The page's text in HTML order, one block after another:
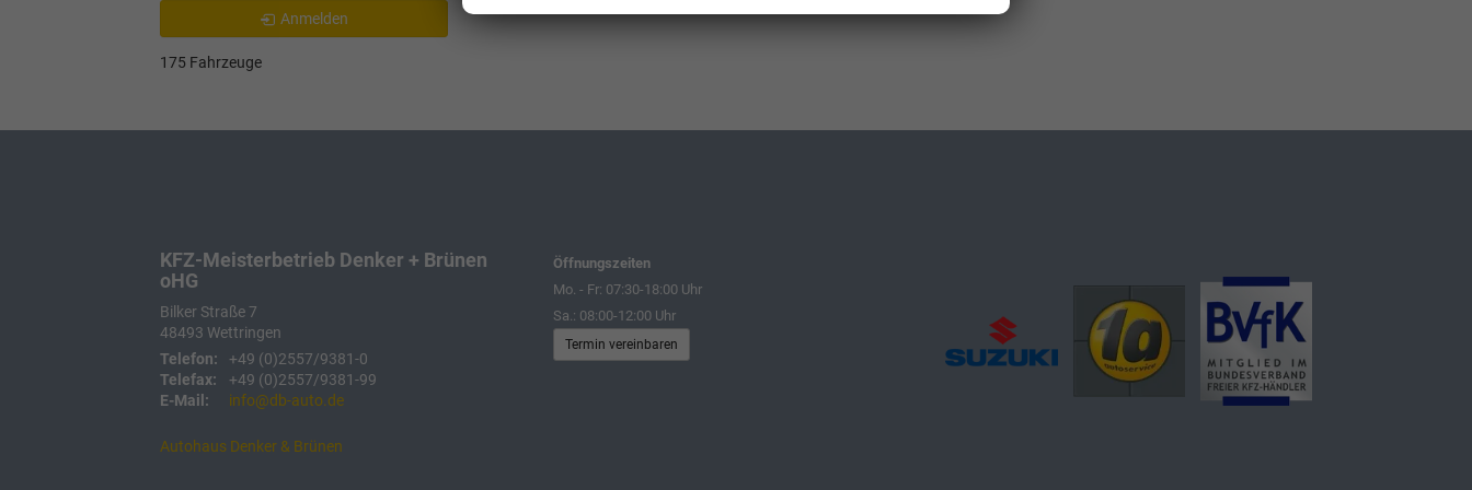
Anmelden
175 Fahrzeuge
KFZ-Meisterbetrieb Denker + Brünen
oHG
Bilker Straße 7
48493 Wettringen
Telefon:
+49 (0)2557/9381-0
Telefax:
+49 (0)2557/9381-99
E-Mail:
info@db-auto.de
Öffnungszeiten
Mo. - Fr: 07:30-18:00 Uhr
Sa.: 08:00-12:00 Uhr
Termin vereinbaren
Autohaus Denker & Brünen